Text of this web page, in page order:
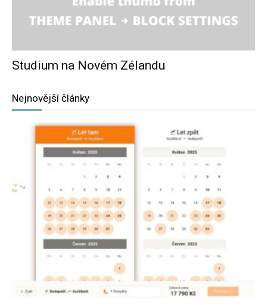
Studium na Novém Zélandu
Nejnovější články